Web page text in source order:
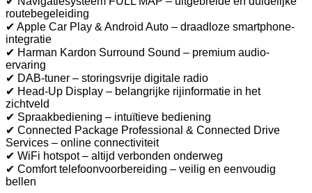
routebegeleiding
✔ Apple Car Play & Android Auto – draadloze smartphone-
integratie
✔ Harman Kardon Surround Sound – premium audio-
ervaring
✔ DAB-tuner – storingsvrije digitale radio
✔ Head-Up Display – belangrijke rijinformatie in het
zichtveld
✔ Spraakbediening – intuïtieve bediening
✔ Connected Package Professional & Connected Drive
Services – online connectiviteit
✔ WiFi hotspot – altijd verbonden onderweg
✔ Comfort telefoonvoorbereiding – veilig en eenvoudig
bellen